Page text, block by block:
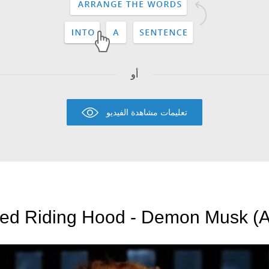
أو
تعليمات مشاهدة الفيديو
Riding Hood - Demon Musk